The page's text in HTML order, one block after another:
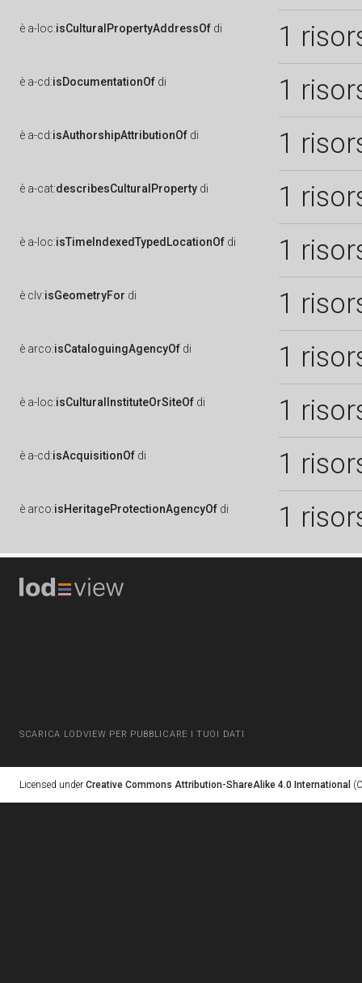
è a-loc:isCulturalPropertyAddressOf di 1
è a-cd:isDocumentationOf di 1
è a-cd:isAuthorshipAttributionOf di 1
è a-cat:describesCulturalProperty di 1
è a-loc:isTimeIndexedTypedLocationOf di 1
è clv:isGeometryFor di 1
è arco:isCataloguingAgencyOf di 1
è a-loc:isCulturalInstituteOrSiteOf di 1
è a-cd:isAcquisitionOf di 1
è arco:isHeritageProtectionAgencyOf di 1
SCARICA LODVIEW PER PUBBLICARE I TUOI DATI
Licensed under Creative Commons Attribution-ShareAlike 4.0 International